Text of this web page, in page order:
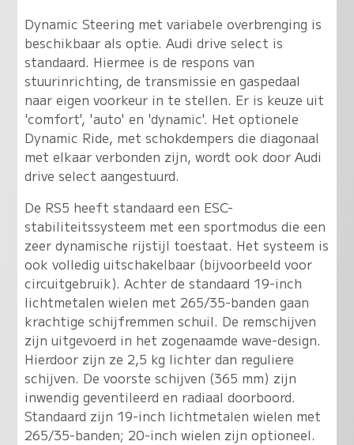
Dynamic Steering met variabele overbrenging is
beschikbaar als optie. Audi drive select is
standaard. Hiermee is de respons van
stuurinrichting, de transmissie en gaspedaal
naar eigen voorkeur in te stellen. Er is keuze uit
'comfort', 'auto' en 'dynamic'. Het optionele
Dynamic Ride, met schokdempers die diagonaal
met elkaar verbonden zijn, wordt ook door Audi
drive select aangestuurd.
De RS5 heeft standaard een ESC-
stabiliteitssysteem met een sportmodus die een
zeer dynamische rijstijl toestaat. Het systeem is
ook volledig uitschakelbaar (bijvoorbeeld voor
circuitgebruik). Achter de standaard 19-inch
lichtmetalen wielen met 265/35-banden gaan
krachtige schijfremmen schuil. De remschijven
zijn uitgevoerd in het zogenaamde wave-design.
Hierdoor zijn ze 2,5 kg lichter dan reguliere
schijven. De voorste schijven (365 mm) zijn
inwendig geventileerd en radiaal doorboord.
Standaard zijn 19-inch lichtmetalen wielen met
265/35-banden; 20-inch wielen zijn optioneel.